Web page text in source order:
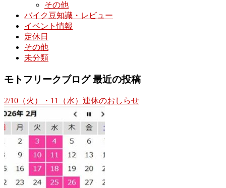
その他
バイク豆知識・レビュー
イベント情報
定休日
その他
未分類
モトフリークブログ 最近の投稿
2/10（火）・11（水）連休のおしらせ